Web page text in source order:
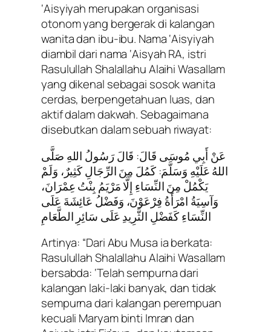
‘Aisyiyah merupakan organisasi
otonom yang bergerak di kalangan
wanita dan ibu-ibu. Nama ‘Aisyiyah
diambil dari nama ‘Aisyah RA, istri
Rasulullah Shalallahu Alaihi Wasallam
yang dikenal sebagai sosok wanita
cerdas, berpengetahuan luas, dan
aktif dalam dakwah. Sebagaimana
disebutkan dalam sebuah riwayat:
عَنْ أَبِي مُوسَى قَالَ: قَالَ رَسُولُ اللهِ صَلَّى
اللهُ عَلَيْهِ وَسَلَّمَ: كَمُلَ مِنَ الرِّجَالِ كَثِيرٌ، وَلَمْ
يَكْمُلْ مِنَ النِّسَاءِ إِلَّا مَرْيَمُ بِنْتُ عِمْرَانَ،
وَآسِيَةُ امْرَأَةُ فِرْعَوْنَ، وَفَضْلُ عَائِشَةَ عَلَى
النِّسَاءِ كَفَضْلِ الثَّرِيدِ عَلَى سَائِرِ الطَّعَامِ
Artinya: “Dari Abu Musa ia berkata:
Rasulullah Shalallahu Alaihi Wasallam
bersabda: ‘Telah sempurna dari
kalangan laki-laki banyak, dan tidak
sempurna dari kalangan perempuan
kecuali Maryam binti Imran dan